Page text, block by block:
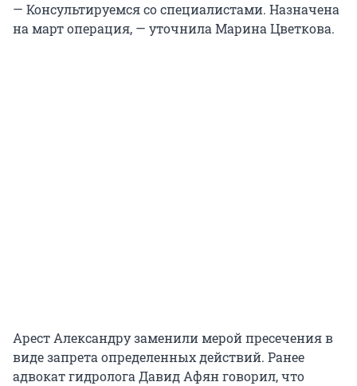
— Консультируемся со специалистами. Назначена
на март операция, — уточнила Марина Цветкова.
Арест Александру заменили мерой пресечения в
виде запрета определенных действий. Ранее
адвокат гидролога Давид Афян говорил, что